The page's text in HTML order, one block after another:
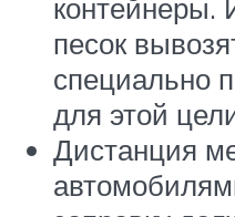
контейнеры.
песок
специально
для этой
Дистанция